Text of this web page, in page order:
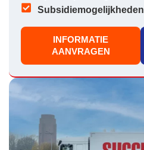
Subsidiemogelijkheden
INFORMATIE
AANVRAGEN